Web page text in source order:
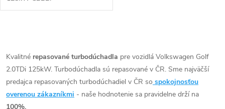
v
l
á
Kvalitné repasované turbodúchadla pre vozidlá Volkswagen Golf
2.0TDi 125kW. Turbodúchadla sú repasované v ČR. Sme najväčší
predajca repasovaných turbodúchadiel v ČR so spokojnosťou
overenou zákazníkmi - naše hodnotenie sa pravidelne drží na
100%.